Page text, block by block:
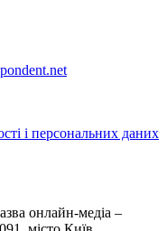
і персональних даних
онлайн-медіа –